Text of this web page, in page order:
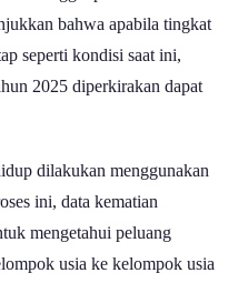
bahwa apabila tingkat
seperti kondisi saat ini,
2025 diperkirakan dapat
dilakukan menggunakan
ini, data kematian
mengetahui peluang
usia ke kelompok usia